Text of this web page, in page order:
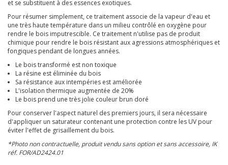
et se substituent à des essences exotiques.
Pour résumer simplement, ce traitement associe de la vapeur d'eau et
une très haute température dans un milieu contrôlé en oxygène pour
rendre le bois imputrescible. Ce traitement n'utilise pas de produit
chimique pour rendre le bois résistant aux agressions atmosphériques et
fongiques pendant de longues années.
Le bois transformé est non toxique
La résine est éliminée du bois
Sa résistance aux intempéries est améliorée
L'isolation thermique augmentée de 20%
Le bois prend une très jolie couleur brun doré
Pour conserver l'aspect naturel des premiers jours, il sera nécessaire
d'appliquer un saturateur contenant une protection contre les UV pour
éviter l'effet de grisaillement du bois.
*Photo non contractuelle, produit vendu sans option et sans accessoire, IK
réf. FOR/AD2424.01